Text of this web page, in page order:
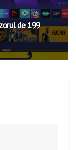
de 199